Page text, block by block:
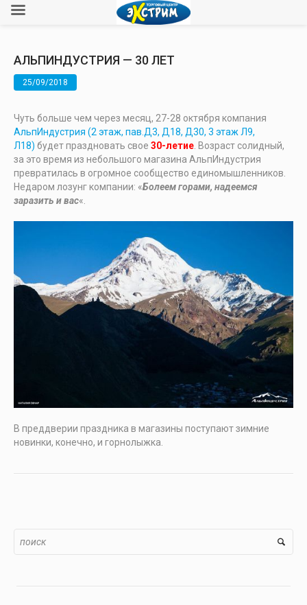
АЛЬПИНДУСТРИЯ — 30 ЛЕТ
25/09/2018
Чуть больше чем через месяц, 27-28 октября компания
АльпИндустрия (2 этаж, пав.Д3, Д18, Д30, 3 этаж Л9,
Л18) будет праздновать свое 30-летие . Возраст солидный,
за это время из небольшого магазина АльпИндустрия
превратилась в огромное сообщество единомышленников.
Недаром лозунг компании: «Болеем горами, надеемся
заразить и вас«.
В преддверии праздника в магазины поступают зимние
новинки, конечно, и горнолыжка.